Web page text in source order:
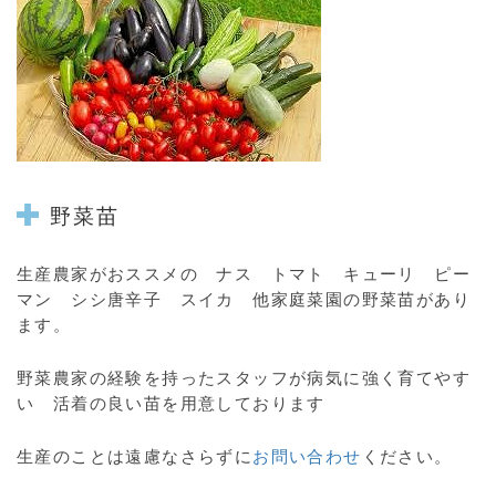
野菜苗
生産農家がおススメの ナス トマト キューリ ピー
マン シシ唐辛子 スイカ 他家庭菜園の野菜苗があり
ます。
野菜農家の経験を持ったスタッフが病気に強く育てやす
い 活着の良い苗を用意しております
生産のことは遠慮なさらずに お問い合わせ ください。